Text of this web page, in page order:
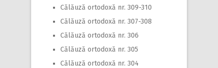
Călăuză ortodoxă nr. 309-310
Călăuză ortodoxă nr. 307-308
Călăuză ortodoxă nr. 306
Călăuză ortodoxă nr. 305
Călăuză ortodoxă nr. 304